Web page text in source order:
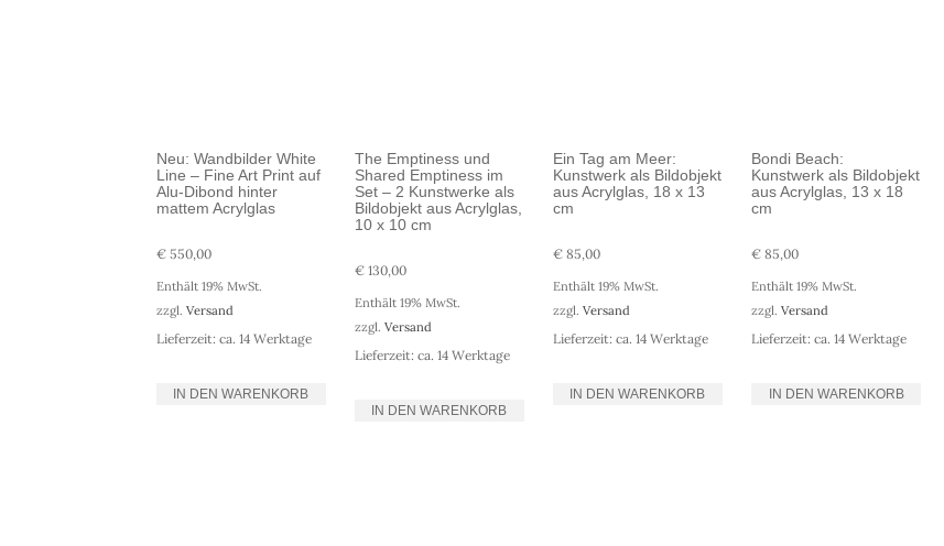
Neu: Wandbilder White
Line – Fine Art Print auf
Alu-Dibond hinter
mattem Acrylglas
€ 550,00
Enthält 19% MwSt.
zzgl. Versand
Lieferzeit: ca. 14 Werktage
IN DEN WARENKORB
The Emptiness und
Shared Emptiness im
Set – 2 Kunstwerke als
Bildobjekt aus Acrylglas,
10 x 10 cm
€ 130,00
Enthält 19% MwSt.
zzgl.Versand
Lieferzeit: ca. 14 Werktage
IN DEN WARENKORB
Ein Tag am Meer:
Kunstwerk als Bildobjekt
aus Acrylglas, 18 x 13
cm
€ 85,00
Enthält 19% MwSt.
zzgl.Versand
Lieferzeit: ca. 14 Werktage
IN DEN WARENKORB
Bondi Beach:
Kunstwerk als Bildobjekt
aus Acrylglas, 13 x 18
cm
€ 85,00
Enthält 19% MwSt.
zzgl.Versand
Lieferzeit: ca. 14 Werktage
IN DEN WARENKORB